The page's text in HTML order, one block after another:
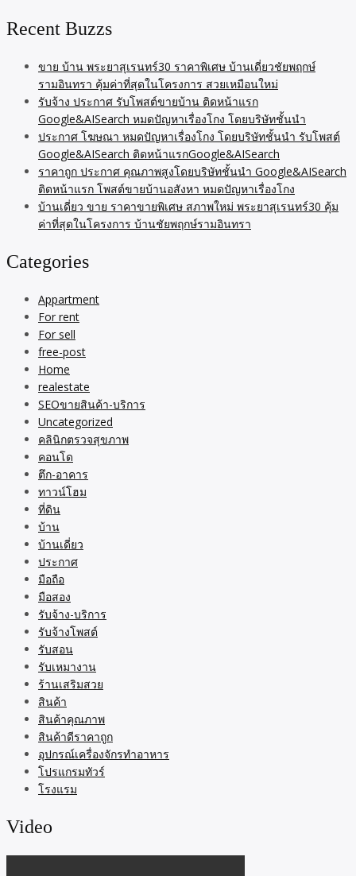
Recent Buzzs
ขาย บ้าน พระยาสุเรนทร์30 ราคาพิเศษ บ้านเดี่ยวชัยพฤกษ์
รามอินทรา คุ้มค่าที่สุดในโครงการ สวยเหมือนใหม่
รับจ้าง ประกาศ รับโพสต์ขายบ้าน ติดหน้าแรก
Google&AISearch หมดปัญหาเรื่องโกง โดยบริษัทชั้นนำ
ประกาศ โฆษณา หมดปัญหาเรื่องโกง โดยบริษัทชั้นนำ รับโพสต์
Google&AISearch ติดหน้าแรกGoogle&AISearch
ราคาถูก ประกาศ คุณภาพสูงโดยบริษัทชั้นนำ Google&AISearch
ติดหน้าแรก โพสต์ขายบ้านอสังหา หมดปัญหาเรื่องโกง
บ้านเดี่ยว ขาย ราคาขายพิเศษ สภาพใหม่ พระยาสุเรนทร์30 คุ้ม
ค่าที่สุดในโครงการ บ้านชัยพฤกษ์รามอินทรา
Categories
Appartment
For rent
For sell
free-post
Home
realestate
SEOขายสินค้า-บริการ
Uncategorized
คลินิกตรวจสุขภาพ
คอนโด
ตึก-อาคาร
ทาวน์โฮม
ที่ดิน
บ้าน
บ้านเดี่ยว
ประกาศ
มือถือ
มือสอง
รับจ้าง-บริการ
รับจ้างโพสต์
รับสอน
รับเหมางาน
ร้านเสริมสวย
สินค้า
สินค้าคุณภาพ
สินค้าดีราคาถูก
อุปกรณ์เครื่องจักรทำอาหาร
โปรแกรมทัวร์
โรงแรม
Video